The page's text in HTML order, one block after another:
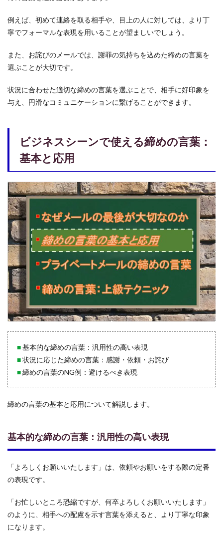
3.2
への
メー
を伝
える
3.3
締め
手に
合わ
せた
メッ
ジ
4
締め
の言
葉で
差を
つけ
る：
上級
テク
ニッ
ク
4.1
季節
拶を
取り
入れ
る：
時候
拶
4.2
や出
来事
に触
る：
話題
未来
への
例えば、初めて連絡を取る相手や、目上の人に対しては、より丁
寧でフォーマルな表現を用いることが望ましいでしょう。
また、お詫びのメールでは、謝罪の気持ちを込めた締めの言葉を
選ぶことが大切です。
状況に合わせた適切な締めの言葉を選ぶことで、相手に好印象を
与え、円滑なコミュニケーションに繋げることができます。
ビジネスシーンで使える締めの言葉：
基本と応用
■基本的な締めの言葉：汎用性の高い表現
■状況に応じた締めの言葉：感謝・依頼・お詫び
■締めの言葉のNG例：避けるべき表現
締めの言葉の基本と応用について解説します。
基本的な締めの言葉：汎用性の高い表現
「よろしくお願いいたします」は、依頼やお願いをする際の定番
の表現です。
「お忙しいところ恐縮ですが、何卒よろしくお願いいたします」
のように、相手への配慮を示す言葉を添えると、より丁寧な印象
になります。